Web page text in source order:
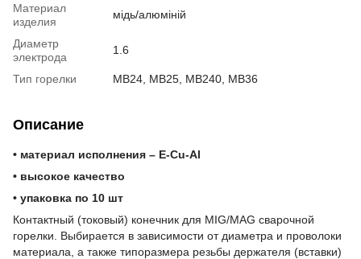
Материал
изделия
мідь/алюміній
Диаметр
электрода
1.6
Тип горелки MB24, MB25, MB240, MB36
Описание
• материал исполнения – E-Cu-Al
• высокое качество
• упаковка по 10 шт
Контактный (токовый) конечник для MIG/MAG сварочной
горелки. Выбирается в зависимости от диаметра и проволоки
материала, а также типоразмера резьбы держателя (вставки)